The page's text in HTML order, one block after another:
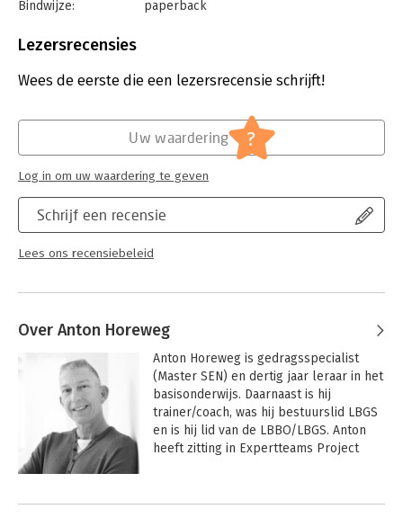
Bindwijze:
paperback
Uitgever:
Verschijningsdatum:
10-5-2023
Lezersrecensies
Wees de eerste die een lezersrecensie schrijft!
Schrijf een recensie
Lees ons recensiebeleid
Uw waardering ?
Log in om uw waardering te geven
Over Anton Horeweg
Anton Horeweg is gedragsspecialist
(Master SEN) en dertig jaar leraar in het
basisonderwijs. Daarnaast is hij
trainer/coach, was hij bestuurslid LBGS
en is hij lid van de LBBO/LBGS. Anton
heeft zitting in Expertteams Project
is hij veelgevraagd spreker op scholen
Andere boeken door Anton Horeweg